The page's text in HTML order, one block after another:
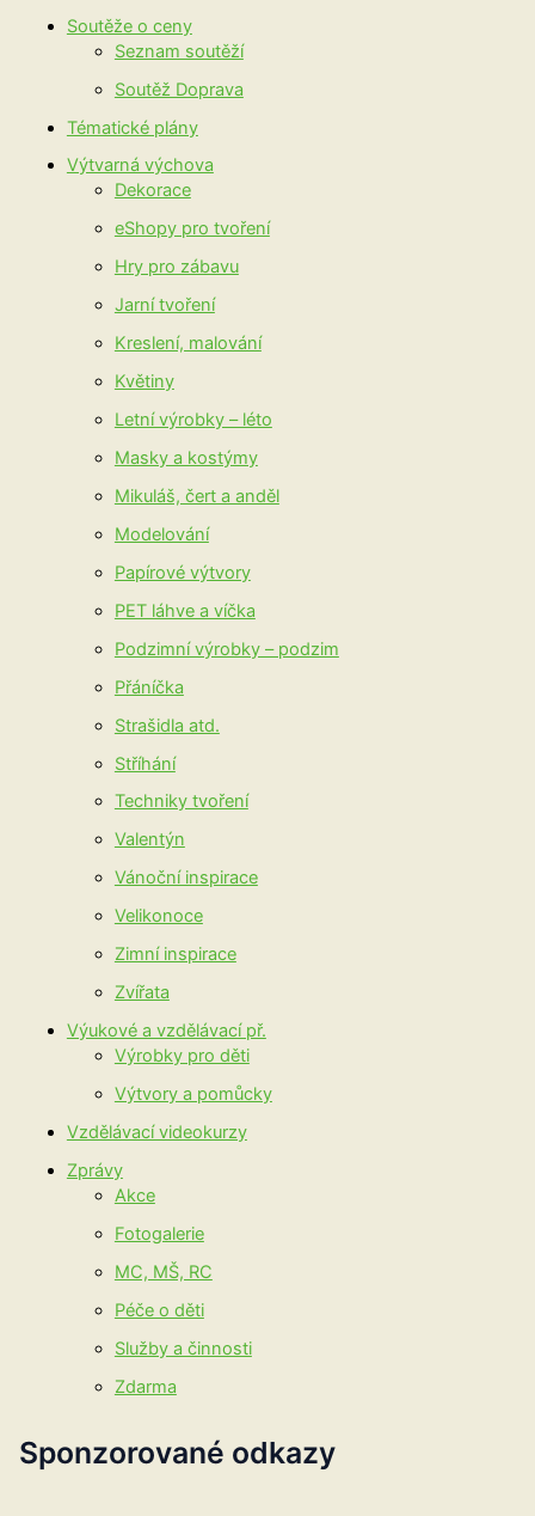
Soutěže o ceny
Seznam soutěží
Soutěž Doprava
Tématické plány
Výtvarná výchova
Dekorace
eShopy pro tvoření
Hry pro zábavu
Jarní tvoření
Kreslení, malování
Květiny
Letní výrobky – léto
Masky a kostýmy
Mikuláš, čert a anděl
Modelování
Papírové výtvory
PET láhve a víčka
Podzimní výrobky – podzim
Přáníčka
Strašidla atd.
Stříhání
Techniky tvoření
Valentýn
Vánoční inspirace
Velikonoce
Zimní inspirace
Zvířata
Výukové a vzdělávací př.
Výrobky pro děti
Výtvory a pomůcky
Vzdělávací videokurzy
Zprávy
Akce
Fotogalerie
MC, MŠ, RC
Péče o děti
Služby a činnosti
Zdarma
Sponzorované odkazy